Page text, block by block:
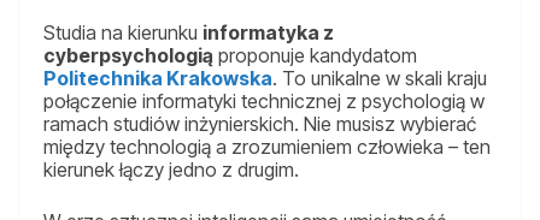
Studia na kierunku informatyka z
cyberpsychologią proponuje kandydatom
Politechnika Krakowska. To unikalne w skali kraju
połączenie informatyki technicznej z psychologią w
ramach studiów inżynierskich. Nie musisz wybierać
między technologią a zrozumieniem człowieka – ten
kierunek łączy jedno z drugim.